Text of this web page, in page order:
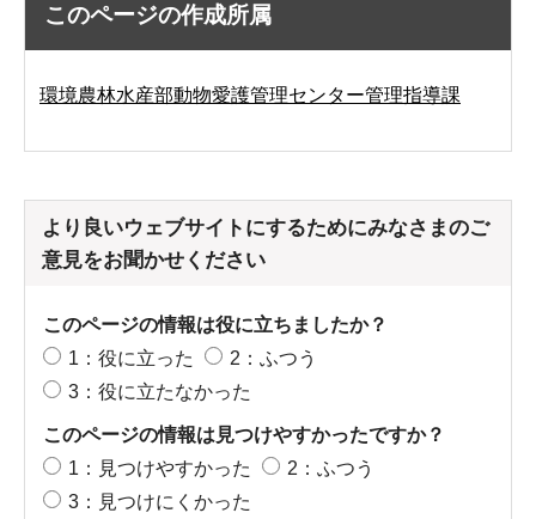
このページの作成所属
環境農林水産部動物愛護管理センター管理指導課
より良いウェブサイトにするためにみなさまのご
意見をお聞かせください
このページの情報は役に立ちましたか？
1：役に立った
2：ふつう
3：役に立たなかった
このページの情報は見つけやすかったですか？
1：見つけやすかった
2：ふつう
3：見つけにくかった